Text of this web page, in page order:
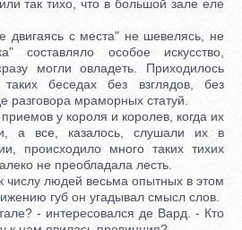
так тихо, что в большой зале еле
с места" не шевелясь, не
составляло особое искусство,
могли овладеть. Приходилось
беседах без взглядов, без
разговора мраморных статуй.
у короля и королев, когда их
а все, казалось, слушали их в
происходило много таких тихих
не преобладала лесть.
людей весьма опытных в этом
губ он угадывал смысл слов.
- интересовался де Вард. - Кто